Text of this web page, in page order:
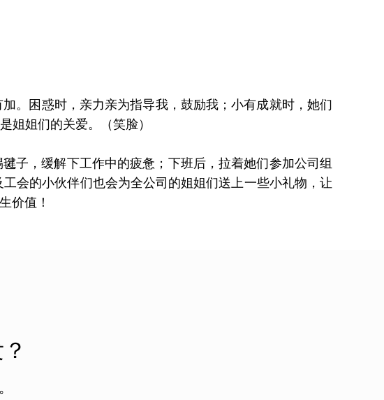
。困惑时，亲力亲为指导我，鼓励我；小有成就时，她们
姐姐们的关爱。（笑脸）
子，缓解下工作中的疲惫；下班后，拉着她们参加公司组
会的小伙伴们也会为全公司的姐姐们送上一些小礼物，让
价值！